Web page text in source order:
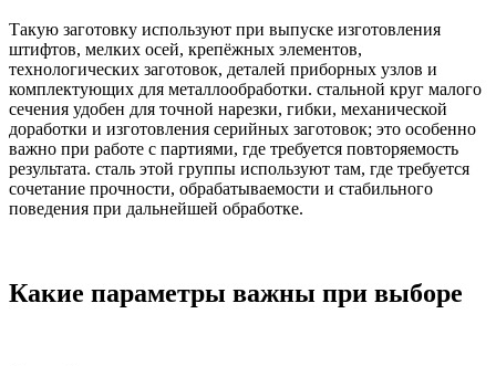
Такую заготовку используют при выпуске изготовления
штифтов, мелких осей, крепёжных элементов,
технологических заготовок, деталей приборных узлов и
комплектующих для металлообработки. стальной круг малого
сечения удобен для точной нарезки, гибки, механической
доработки и изготовления серийных заготовок; это особенно
важно при работе с партиями, где требуется повторяемость
результата. сталь этой группы используют там, где требуется
сочетание прочности, обрабатываемости и стабильного
поведения при дальнейшей обработке.
Какие параметры важны при выборе